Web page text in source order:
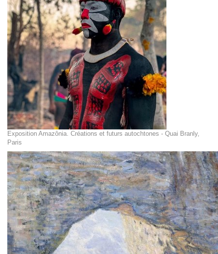
Exposition Amazônia. Créations et futurs autochtones - Quai Branly,
Paris